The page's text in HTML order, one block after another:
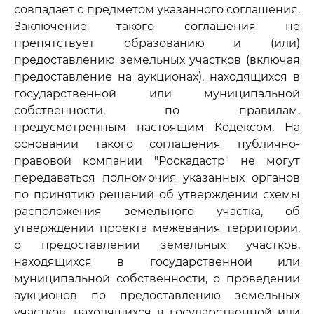
совпадает с предметом указанного соглашения.
Заключение такого соглашения не
препятствует образованию и (или)
предоставлению земельных участков (включая
предоставление на аукционах), находящихся в
государственной или муниципальной
собственности, по правилам,
предусмотренным настоящим Кодексом. На
основании такого соглашения публично-
правовой компании "Роскадастр" не могут
передаваться полномочия указанных органов
по принятию решений об утверждении схемы
расположения земельного участка, об
утверждении проекта межевания территории,
о предоставлении земельных участков,
находящихся в государственной или
муниципальной собственности, о проведении
аукционов по предоставлению земельных